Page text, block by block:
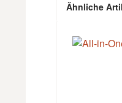
Ähnliche